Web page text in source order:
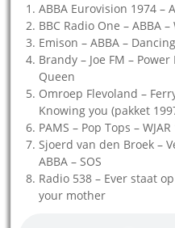
ABBA Eurovision 1974 –
BBC Radio One – ABBA
Emison – ABBA –
Brandy – Joe FM –
Queen
Omroep Flevoland –
Knowing you (pakket
PAMS – Pop Tops –
Sjoerd van den Broek –
ABBA – SOS
Radio 538 – Ever staat
your mother